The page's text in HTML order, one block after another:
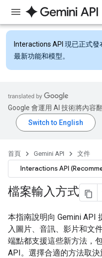
Interactions API 現已正式發
最新功能和模型。
Google 會運用 AI 技術將內容
首頁 Gemini API 文件
Interactions API
檔案輸入方式
本指南說明向 Gemini API
入圖片、音訊、影片和文
端點都支援這些新方法，
API。選擇合適的方法取